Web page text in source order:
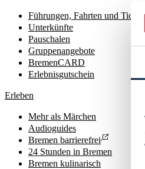
Führungen, Fahrten und
Unterkünfte
Pauschalen
Gruppenangebote
BremenCARD
Erlebnisgutschein
Erleben
Mehr als Märchen
Audioguides
Bremen barrierefrei
24 Stunden in Bremen
Bremen kulinarisch